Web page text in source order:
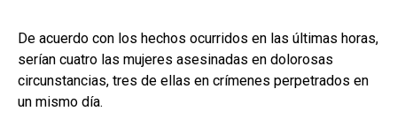
De acuerdo con los hechos ocurridos en las últimas horas,
serían cuatro las mujeres asesinadas en dolorosas
circunstancias, tres de ellas en crímenes perpetrados en
un mismo día.